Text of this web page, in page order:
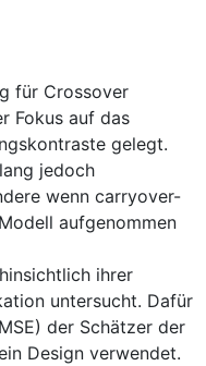
für Crossover
Fokus auf das
gelegt.
jedoch
wenn carryover-
aufgenommen
ihrer
untersucht. Dafür
der Schätzer der
Design verwendet.